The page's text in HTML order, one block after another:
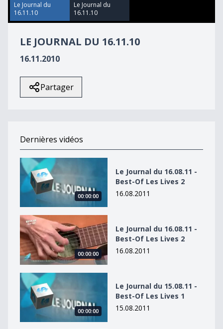
seconds
Le Journal du
16.11.10
Le Journal du
16.11.10
LE JOURNAL DU 16.11.10
16.11.2010
Partager
Dernières vidéos
Le Journal du 16.08.11 - Best-Of Les Lives 2
00:00:00
Le Journal du 16.08.11 -
Best-Of Les Lives 2
16.08.2011
Le Journal du 16.08.11 - Best-Of Les Lives 2
00:00:00
Le Journal du 16.08.11 -
Best-Of Les Lives 2
16.08.2011
Le Journal du 15.08.11 - Best-Of Les Lives 1
00:00:00
Le Journal du 15.08.11 -
Best-Of Les Lives 1
15.08.2011